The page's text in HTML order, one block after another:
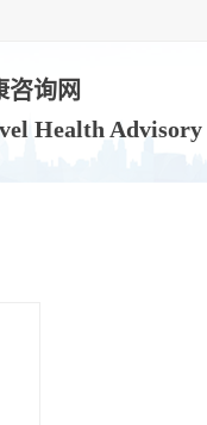
咨询网
Health